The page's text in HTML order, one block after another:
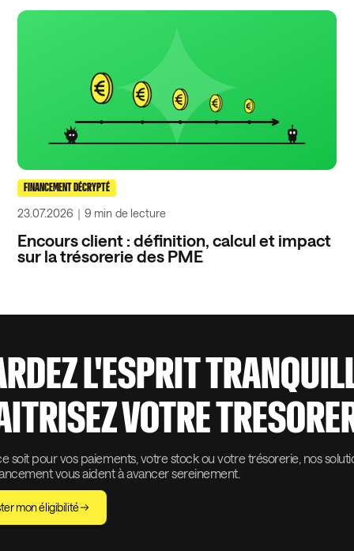
FINANCEMENT DÉCRYPTÉ
23.07.2026 ｜9 min de lecture
Encours client : définition, calcul et impact
sur la trésorerie des PME
L'ESPRIT
VOTRE
soit pour vos paiements, votre stock ou votre trésorerie, nos
vous aident à avancer sereinement.
mon éligibilité